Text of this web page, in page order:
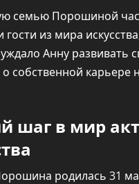
семью Порошиной
гости из мира
Анну развивать
о собственной карьере
шаг в мир
родилась 31